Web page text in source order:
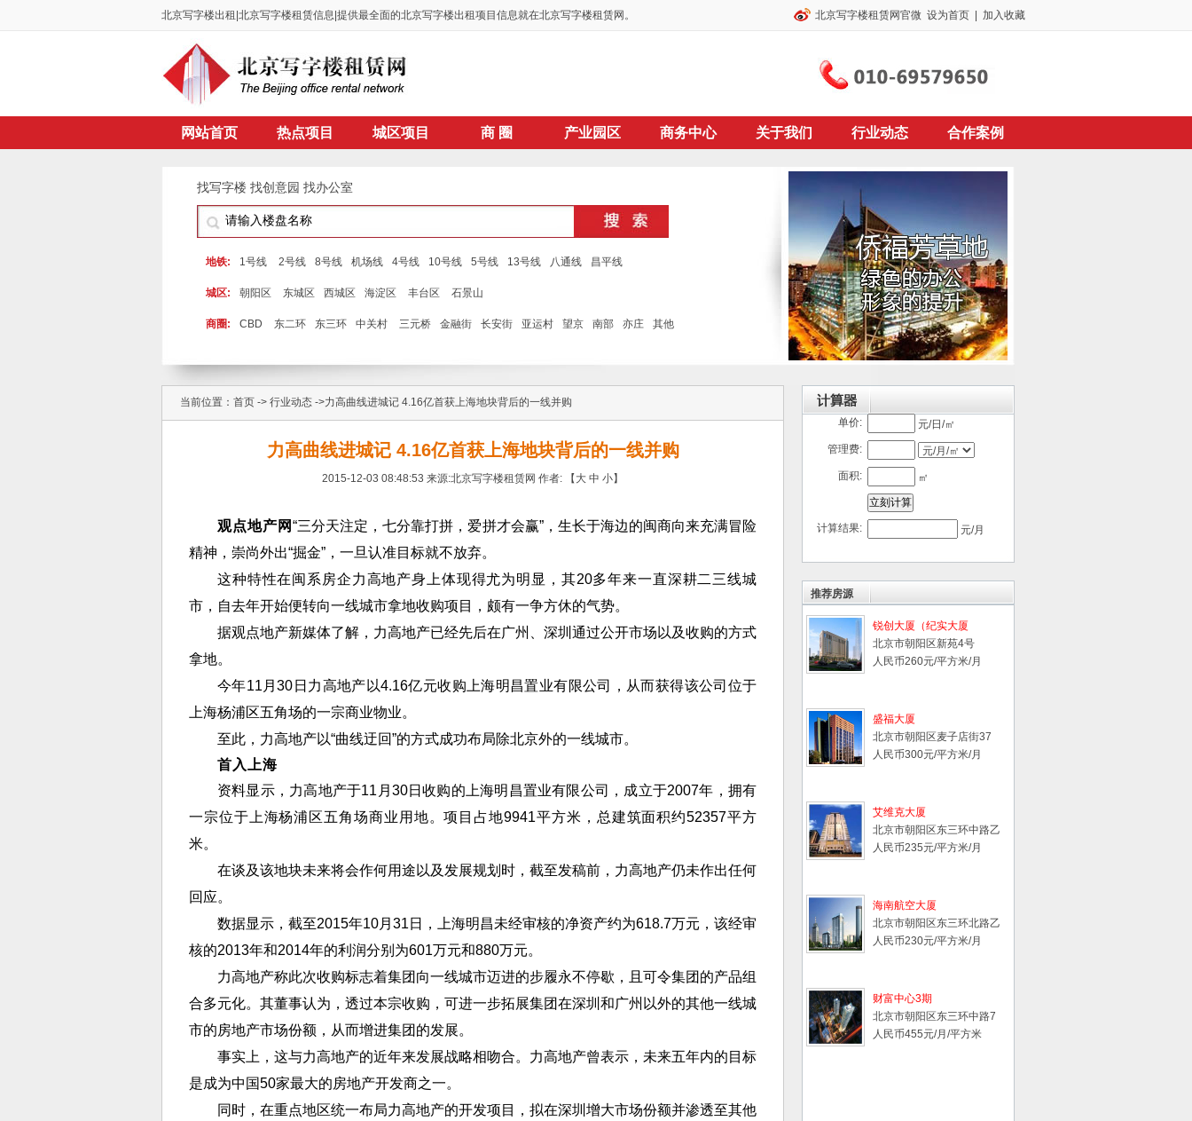
北京写字楼出租|北京写字楼租赁信息|提供最全面的北京写字楼出租项目信息就在北京写字楼租赁网。 北京写字楼租赁网官微 设为首页 加入收藏
网站首页 热点项目 城区项目 商 圈 产业园区 商务中心 关于我们 行业动态 合作案例
找写字楼 找创意园 找办公室
地铁: 1号线 2号线 8号线 机场线 4号线 10号线 5号线 13号线 八通线 昌平线
城区: 朝阳区 东城区 西城区 海淀区 丰台区 石景山
商圈: CBD 东二环 东三环 中关村 三元桥 金融街 长安街 亚运村 望京 南部 亦庄 其他
当前位置： 首页 -> 行业动态 ->力高曲线进城记 4.16亿首获上海地块背后的一线并购
力高曲线进城记 4.16亿首获上海地块背后的一线并购
2015-12-03 08:48:53 来源:北京写字楼租赁网 作者: 【 大 中 小】
观点地产网“三分天注定，七分靠打拼，爱拼才会赢”，生长于海边的闽商向来充满冒险
精神，崇尚外出“掘金”，一旦认准目标就不放弃。
这种特性在闽系房企力高地产身上体现得尤为明显，其20多年来一直深耕二三线城
市，自去年开始便转向一线城市拿地收购项目，颇有一争方休的气势。
据观点地产新媒体了解，力高地产已经先后在广州、深圳通过公开市场以及收购的方式
拿地。
今年11月30日力高地产以4.16亿元收购上海明昌置业有限公司，从而获得该公司位于
上海杨浦区五角场的一宗商业物业。
至此，力高地产以“曲线迂回”的方式成功布局除北京外的一线城市。
首入上海
资料显示，力高地产于11月30日收购的上海明昌置业有限公司，成立于2007年，拥有
一宗位于上海杨浦区五角场商业用地。项目占地9941平方米，总建筑面积约52357平方
米。
在谈及该地块未来将会作何用途以及发展规划时，截至发稿前，力高地产仍未作出任何
回应。
数据显示，截至2015年10月31日，上海明昌未经审核的净资产约为618.7万元，该经审
核的2013年和2014年的利润分别为601万元和880万元。
力高地产称此次收购标志着集团向一线城市迈进的步履永不停歇，且可令集团的产品组
合多元化。其董事认为，透过本宗收购，可进一步拓展集团在深圳和广州以外的其他一线城
市的房地产市场份额，从而增进集团的发展。
事实上，这与力高地产的近年来发展战略相吻合。力高地产曾表示，未来五年内的目标
是成为中国50家最大的房地产开发商之一。
同时，在重点地区统一布局力高地产的开发项目，拟在深圳增大市场份额并渗透至其他
单价:
元/日/㎡
管理费:
面积: ㎡
计算结果: 元/月
推荐房源
锐创大厦（纪实大厦
北京市朝阳区新苑4号
人民币260元/平方米/月
盛福大厦
北京市朝阳区麦子店街37
号
人民币300元/平方米/月
艾维克大厦
北京市朝阳区东三环中路乙
10号
人民币235元/平方米/月
海南航空大厦
北京市朝阳区东三环北路乙
2号
人民币230元/平方米/月
财富中心3期
北京市朝阳区东三环中路7
号
人民币455元/月/平方米